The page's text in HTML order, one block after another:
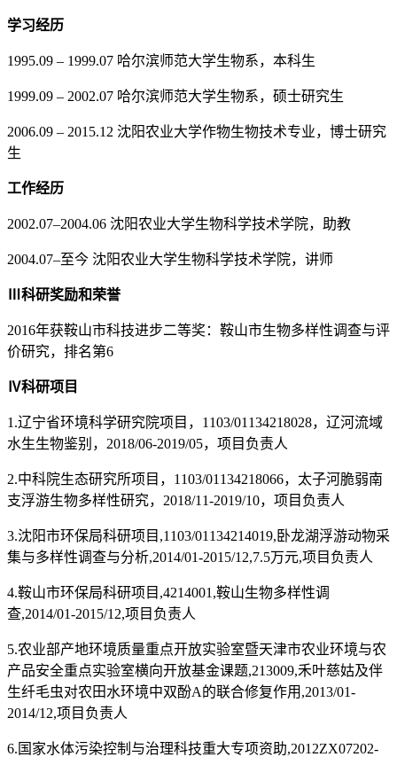
学习经历
1995.09 – 1999.07 哈尔滨师范大学生物系，本科生
1999.09 – 2002.07 哈尔滨师范大学生物系，硕士研究生
2006.09 – 2015.12 沈阳农业大学作物生物技术专业，博士研究
生
工作经历
2002.07–2004.06 沈阳农业大学生物科学技术学院，助教
2004.07–至今 沈阳农业大学生物科学技术学院，讲师
科研奖励和荣誉
2016年获鞍山市科技进步二等奖：鞍山市生物多样性调查与评
价研究，排名第6
Ⅳ科研项目
1.辽宁省环境科学研究院项目，1103/01134218028，辽河流域
水生生物鉴别，2018/06-2019/05，项目负责人
2.中科院生态研究所项目，1103/01134218066，太子河脆弱南
支浮游生物多样性研究，2018/11-2019/10，项目负责人
3.沈阳市环保局科研项目,1103/01134214019,卧龙湖浮游动物采
集与多样性调查与分析,2014/01-2015/12,7.5万元,项目负责人
4.鞍山市环保局科研项目,4214001,鞍山生物多样性调
查,2014/01-2015/12,项目负责人
5.农业部产地环境质量重点开放实验室暨天津市农业环境与农
产品安全重点实验室横向开放基金课题,213009,禾叶慈姑及伴
生纤毛虫对农田水环境中双酚A的联合修复作用,2013/01-
2014/12,项目负责人
6.国家水体污染控制与治理科技重大专项资助,2012ZX07202-